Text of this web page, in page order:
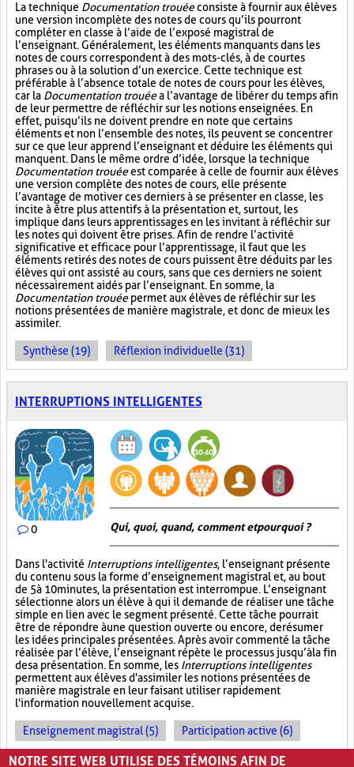
La technique Documentation trouéeconsiste à fournir aux élèves
une version incomplète des notes de cours qu’ils pourront
compléter en classe à l’aide de l’exposé magistral de
l’enseignant. Généralement, les éléments manquants dans les
notes de cours correspondent à des mots-clés, à de courtes
phrases ou à la solution d’un exercice. Cette technique est
préférable à l’absence totale de notes de cours pour les élèves,
car la Documentation trouéea l’avantage de libérer du temps afin
de leur permettre de réfléchir sur les notions enseignées. En
effet, puisqu’ils ne doivent prendre en note que certains
éléments et non l’ensemble des notes, ils peuvent se concentrer
sur ce que leur apprend l’enseignant et déduire les éléments qui
manquent. Dans le même ordre d’idée, lorsque la technique
Documentation trouéeest comparée à celle de fournir aux élèves
une version complète des notes de cours, elle présente
l’avantage de motiver ces derniers à se présenter en classe, les
incite à être plus attentifs à la présentation et, surtout, les
implique dans leurs apprentissages en les invitant à réfléchir sur
les notes qui doivent être prises. Afin de rendre l’activité
significative et efficace pour l’apprentissage, il faut que les
éléments retirés des notes de cours puissent être déduits par les
élèves qui ont assisté au cours, sans que ces derniers ne soient
nécessairement aidés par l’enseignant. En somme, la
Documentation trouéepermet aux élèves de réfléchir sur les
notions présentées de manière magistrale, et donc de mieux les
assimiler.
Synthèse (19) Réflexion individuelle (31)
INTERRUPTIONS INTELLIGENTES
0 Qui, quoi, quand, comment et pourquoi ?
Dans l'activité Interruptions intelligentes, l’enseignant présente
du contenu sous la forme d’enseignement magistral et, au bout
de 5 à 10 minutes, la présentation est interrompue. L’enseignant
sélectionne alors un élève à qui il demande de réaliser une tâche
simple en lien avec le segment présenté. Cette tâche pourrait
être de répondre à une question ouverte ou encore, de résumer
les idées principales présentées. Après avoir commenté la tâche
réalisée par l’élève, l’enseignant répète le processus jusqu’à la fin
de sa présentation. En somme, les Interruptions intelligentes
permettent aux élèves d'assimiler les notions présentées de
manière magistrale en leur faisant utiliser rapidement
l'information nouvellement acquise.
Enseignement magistral (5) Participation active (6)
Interactions (2)
NOTRE SITE WEB UTILISE DES TÉMOINS AFIN DE